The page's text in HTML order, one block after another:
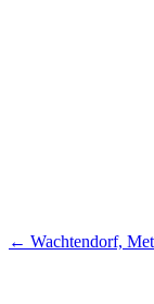
← Wachtendorf,